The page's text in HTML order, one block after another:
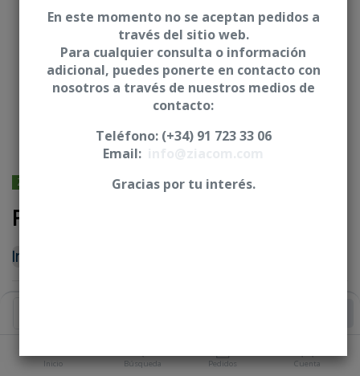
Inicio Búsqueda Pedidos Cuenta
ZIMMER® BIOMET® - 3I - Osseotite
Pilar de cicatrización - C3I
Iniciar sesión
ALTURA GINGIVAL
En este momento no se aceptan pedidos a
través del sitio web.
Para cualquier consulta o información
adicional, puedes ponerte en contacto con
nosotros a través de nuestros medios de
contacto:
Teléfono: (+34) 91 723 33 06
Email:
Gracias por tu interés.